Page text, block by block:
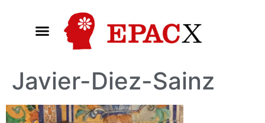
Javier-Diez-Sainz